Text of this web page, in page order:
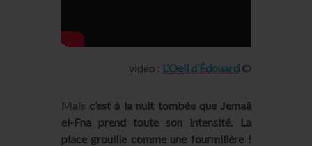
vidéo : L’Oeil d’Édouard©
Mais c’est à la nuit tombée que Jemaâ
el-Fna prend toute son intensité. La
place grouille comme une fourmilière !